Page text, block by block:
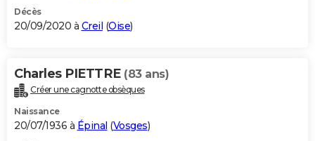
Décès
20/09/2020 à Creil (Oise)
Charles PIETTRE (83 ans)
Créer une cagnotte obsèques
Naissance
20/07/1936 à Épinal (Vosges)